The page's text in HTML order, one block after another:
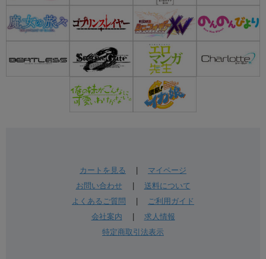
カートを見る
マイページ
お問い合わせ| 送料について
よくあるご質問
ご利用ガイド
会社案内
求人情報
特定商取引法表示